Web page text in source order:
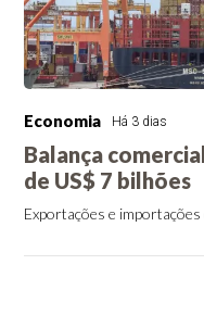
Economia Há 3 dias
Balança
de US$ 7 bilhões
Exportações e